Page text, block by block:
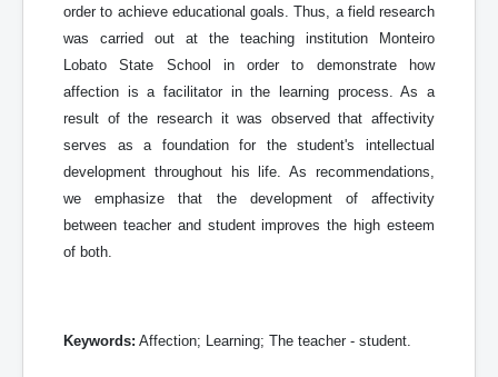
order to achieve educational goals. Thus, a field research
was carried out at the teaching institution Monteiro
Lobato State School in order to demonstrate how
affection is a facilitator in the learning process. As a
result of the research it was observed that affectivity
serves as a foundation for the student's intellectual
development throughout his life. As recommendations,
we emphasize that the development of affectivity
between teacher and student improves the high esteem
of both.
Keywords: Affection; Learning; The teacher - student.